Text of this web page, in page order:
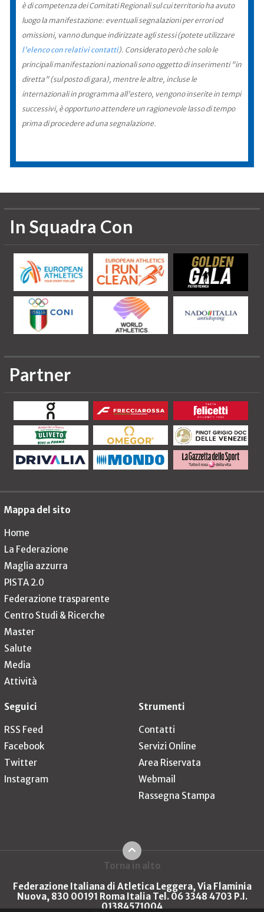
è di competenza dei Comitati Regionali sul cui territorio ha avuto
luogo la manifestazione: eventuali segnalazioni per errori od
omissioni, vanno dunque indirizzate agli stessi (potete utilizzare
l'elenco con relativi contatti). Considerato però che solo le
principali manifestazioni nazionali sono oggetto di inserimenti "in
diretta" (sul posto di gara), mentre le altre, incluse le
internazionali in programma all'estero, vengono inserite in tempi
successivi, è opportuno attendere un ragionevole lasso di tempo
prima di procedere ad una segnalazione.
In Squadra Con
Partner
Mappa del sito
Home
La Federazione
Maglia azzurra
PISTA 2.0
Federazione trasparente
Centro Studi & Ricerche
Master
Salute
Media
Attività
Seguici
RSS Feed
Facebook
Twitter
Instagram
Strumenti
Contatti
Servizi Online
Area Riservata
Webmail
Rassegna Stampa
Torna in alto
Federazione Italiana di Atletica Leggera, Via Flaminia
Nuova, 830 00191 Roma Italia Tel. 06 3348 4703 P.I.
01384571004